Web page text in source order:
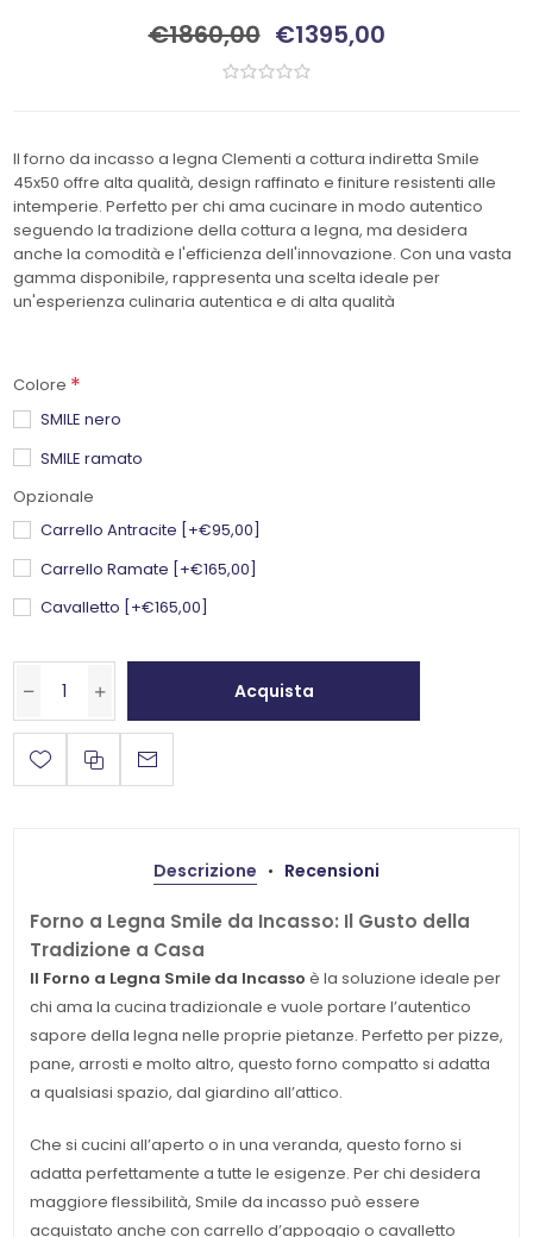
€1860,00 €1395,00
Il forno da incasso a legna Clementi a cottura indiretta Smile
45x50 offre alta qualità, design raffinato e finiture resistenti alle
intemperie. Perfetto per chi ama cucinare in modo autentico
seguendo la tradizione della cottura a legna, ma desidera
anche la comodità e l'efficienza dell'innovazione. Con una vasta
gamma disponibile, rappresenta una scelta ideale per
un'esperienza culinaria autentica e di alta qualità
Colore *
SMILE nero
SMILE ramato
Opzionale
Carrello Antracite [+€95,00]
Carrello Ramate [+€165,00]
Cavalletto [+€165,00]
Acquista
Descrizione Recensioni
Forno a Legna Smile da Incasso: Il Gusto della
Tradizione a Casa
Il Forno a Legna Smile da Incasso è la soluzione ideale per
chi ama la cucina tradizionale e vuole portare l’autentico
sapore della legna nelle proprie pietanze. Perfetto per pizze,
pane, arrosti e molto altro, questo forno compatto si adatta
a qualsiasi spazio, dal giardino all’attico.
Che si cucini all’aperto o in una veranda, questo forno si
adatta perfettamente a tutte le esigenze. Per chi desidera
maggiore flessibilità, Smile da incasso può essere
acquistato anche con carrello d’appoggio o cavalletto